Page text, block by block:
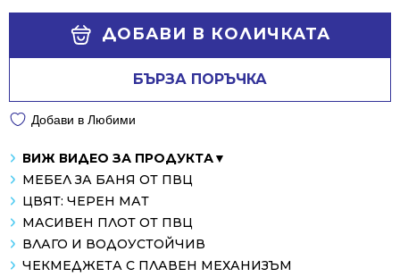
ДОБАВИ В КОЛИЧКАТА
БЪРЗА ПОРЪЧКА
Добави в Любими
ВИЖ ВИДЕО ЗА ПРОДУКТА▼
МЕБЕЛ ЗА БАНЯ ОТ ПВЦ
ЦВЯТ: ЧЕРЕН МАТ
МАСИВЕН ПЛОТ ОТ ПВЦ
ВЛАГО И ВОДОУСТОЙЧИВ
ЧЕКМЕДЖЕТА С ПЛАВЕН МЕХАНИЗЪМ